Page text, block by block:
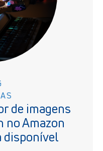
de imagens
no Amazon
disponível